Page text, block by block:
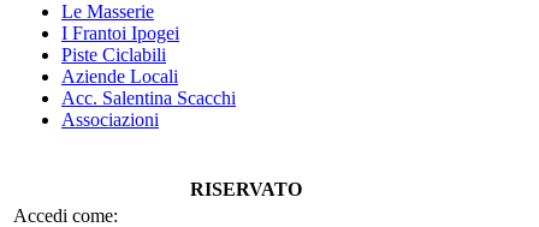
Le Masserie
I Frantoi Ipogei
Piste Ciclabili
Aziende Locali
Acc. Salentina Scacchi
Associazioni
RISERVATO
Accedi come: